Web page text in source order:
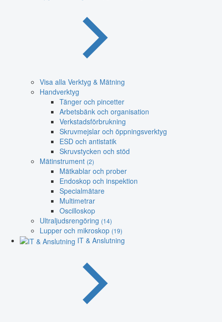
Visa alla Verktyg & Mätning
Handverktyg
Tänger och pincetter
Arbetsbänk och organisation
Verkstadsförbrukning
Skruvmejslar och öppningsverktyg
ESD och antistatik
Skruvstycken och stöd
Mätinstrument (2)
Mätkablar och prober
Endoskop och inspektion
Specialmätare
Multimetrar
Oscilloskop
Ultraljudsrengöring (14)
Lupper och mikroskop (19)
IT & Anslutning